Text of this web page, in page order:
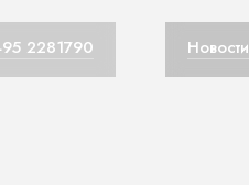
2281790 Новости